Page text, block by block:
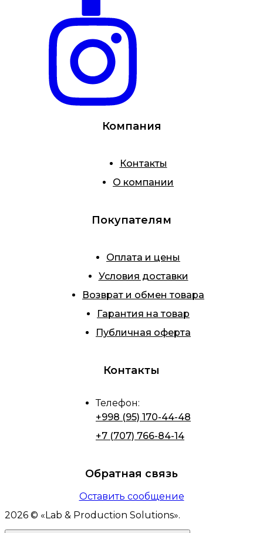
Компания
Контакты
О компании
Покупателям
Оплата и цены
Условия доставки
Возврат и обмен товара
Гарантия на товар
Публичная оферта
Контакты
Телефон:
+998 (95) 170-44-48
+7 (707) 766-84-14
Обратная связь
Оставить сообщение
2026 © « Lab & Production Solutions».